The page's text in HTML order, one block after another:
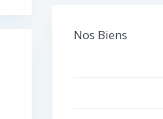
Nos Biens